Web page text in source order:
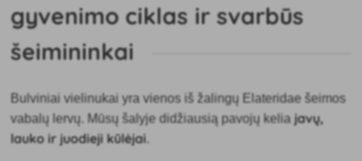
gyvenimo ciklas ir svarbūs
šeimininkai
Bulviniai vielinukai yra vienos iš žalingų Elateridae šeimos
vabalų lervų. Mūsų šalyjedidžiausią pavojų kelia javų,
lauko ir juodieji kūlėjai.